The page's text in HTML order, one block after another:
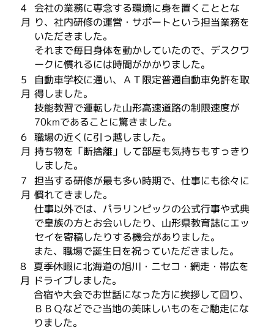
4
月
会社の業務に専念する環境に身を置くこととな
り、社内研修の運営・サポートという担当業務を
いただきました。
それまで毎日身体を動かしていたので、デスクワ
ークに慣れるには時間がかかりました。
5
月
自動車学校に通い、ＡＴ限定普通自動車免許を取
得しました。
技能教習で運転した山形高速道路の制限速度が
70kmであることに驚きました。
6
月
職場の近くに引っ越しました。
持ち物を「断捨離」して部屋も気持ちもすっきり
しました。
7
月
担当する研修が最も多い時期で、仕事にも徐々に
慣れてきました。
仕事以外では、パラリンピックの公式行事や式典
で皇族の方とお会いしたり、山形県教育誌にエッ
セイを寄稿したりする機会がありました。
また、職場で誕生日を祝っていただきました。
8
月
夏季休暇に北海道の旭川・ニセコ・網走・帯広を
ドライブしました。
合宿や大会でお世話になった方に挨拶して回り、
ＢＢＱなどでご当地の美味しいものをご馳走にな
りました。